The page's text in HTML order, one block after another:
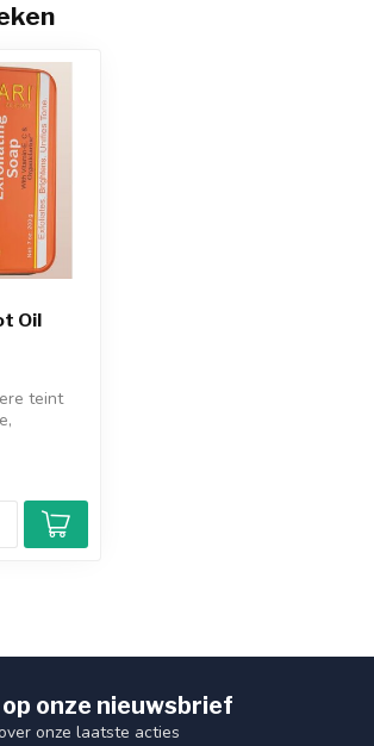
Oil
teint
onze nieuwsbrief
onze laatste acties